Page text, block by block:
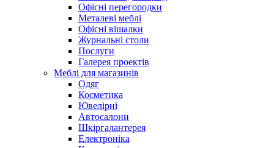
Офісні перегородки
Металеві меблі
Офісні вішалки
Журнальні столи
Послуги
Галерея проектів
Меблі для магазинів
Одяг
Косметика
Ювелірні
Автосалони
Шкіргалантерея
Електроніка